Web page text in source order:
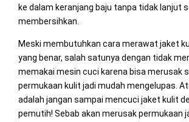
ke dalam keranjang baju tanpa tidak lanjut
membersihkan.
Meski membutuhkan cara merawat jaket
yang benar, salah satunya dengan tidak
memakai mesin cuci karena bisa merusak
permukaan kulit jadi mudah mengelupas.
adalah jangan sampai mencuci jaket kulit
pemutih! Sebab akan merusak permukaan